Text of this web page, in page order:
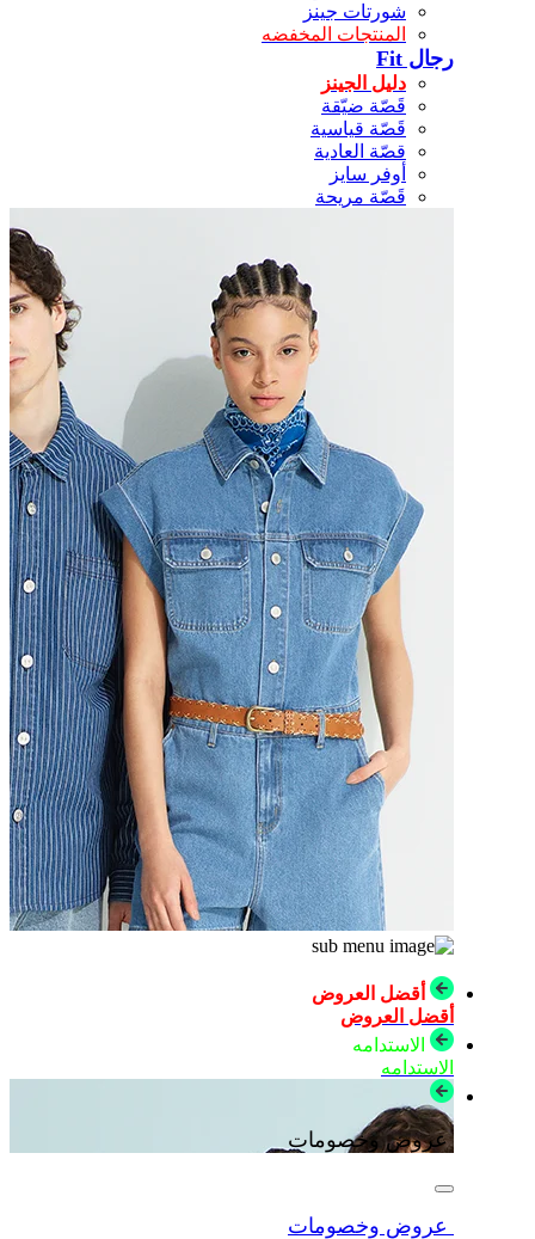
شورتات جينز
المنتجات المخفضه
رجال Fit
دليل الجينز
قَصّة ضيّقة
قَصّة قياسية
قصّة العادية
أوفر سايز
قَصّة مريحة
أقضل العروض
أقضل العروض
الاستدامه
الاستدامه
عروض وخصومات
عروض وخصومات